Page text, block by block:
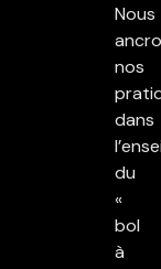
Nous
nos
dans
du
«
bol
à